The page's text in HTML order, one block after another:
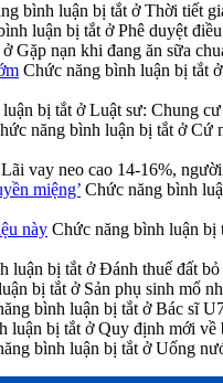
bình luận bị tắt ở Thời tiết
luận bị tắt ở Phê duyệt
ở Gặp nạn khi đang ăn sữa
Chức năng bình luận bị tắt
bị tắt ở Luật sư: Chung
năng bình luận bị tắt ở Cứ
vay neo cao 14-16%,
miệng’ Chức năng bình
này Chức năng bình luận bị
luận bị tắt ở Đánh thuế đất
bị tắt ở Sản phụ sinh mổ
bình luận bị tắt ở Bác sĩ
luận bị tắt ở Quy định mới về
bình luận bị tắt ở Uống